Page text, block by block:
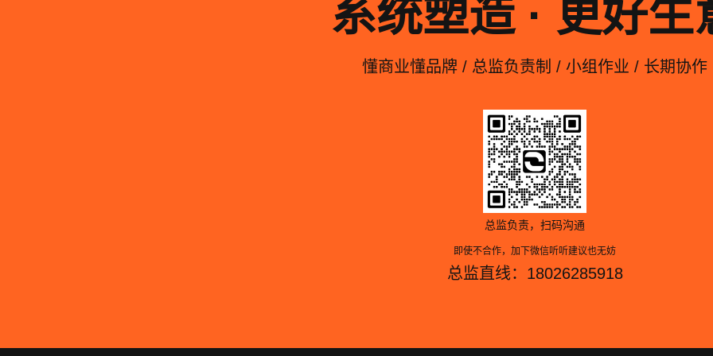
系统塑造 · 更好生
懂商业懂品牌 / 总监负责制 / 小组作业 / 长期协作
总监负责，扫码沟通
即使不合作，加下微信听听建议也无妨
总监直线：18026285918